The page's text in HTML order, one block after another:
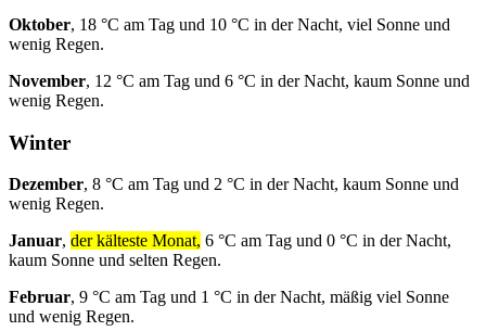
Oktober, 18 °C am Tag und 10 °C in der Nacht, viel Sonne und
wenig Regen.
November, 12 °C am Tag und 6 °C in der Nacht, kaum Sonne und
wenig Regen.
Winter
Dezember, 8 °C am Tag und 2 °C in der Nacht, kaum Sonne und
wenig Regen.
Januar, der kälteste Monat, 6 °C am Tag und 0 °C in der Nacht,
kaum Sonne und selten Regen.
Februar, 9 °C am Tag und 1 °C in der Nacht, mäßig viel Sonne
und wenig Regen.